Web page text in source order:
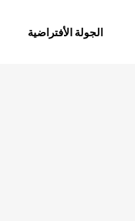
الجولة الأفتراضية